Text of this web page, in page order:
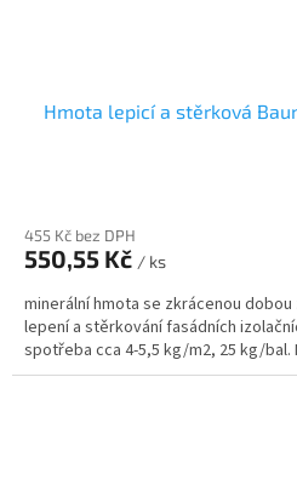
Hmota lepicí a stěrková
produktu
je
z
5
hvězdiček.
455 Kč bez DPH
550,55 Kč / ks
minerální hmota se zkrácenou
lepení a stěrkování fasádních
spotřeba cca 4-5,5 kg/m2, 25 kg/bal.